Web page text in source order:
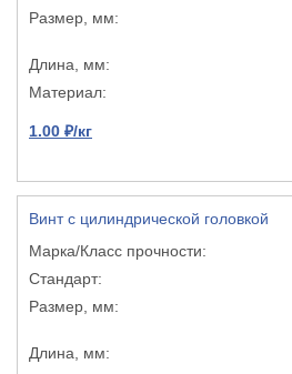
1.00 ₽/кг
Винт с цилиндрической головкой